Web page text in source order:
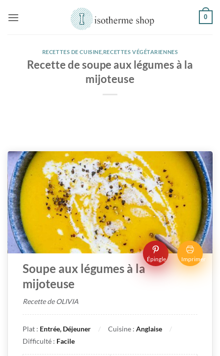
0
RECETTES DE CUISINE RECETTES VÉGÉTARIENNES
Recette de soupe aux légumes à la
mijoteuse
Épingle Imprimer
Soupe aux légumes à la
mijoteuse
Recette de OLIVIA
Plat : Entrée, Déjeuner Cuisine : Anglaise
Difficulté : Facile